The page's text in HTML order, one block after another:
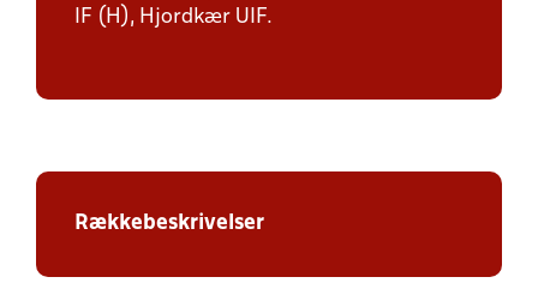
IF (H), Hjordkær UIF.
Rækkebeskrivelser